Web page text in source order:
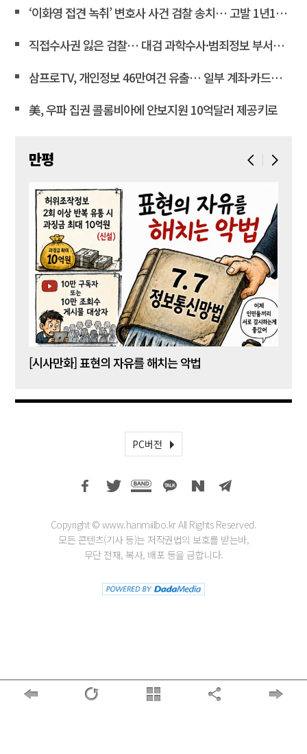
‘이화영 접견 녹취’ 변호사 사건 검찰 송치… 고발 1년10개월만
직접수사권 잃은 검찰… 대검 과학수사·범죄정보 부서도 수술대에 <연합뉴스>
삼프로TV, 개인정보 46만여건 유출… 일부 계좌·카드정보 포함
美, 우파 집권 콜롬비아에 안보지원 10억달러 제공키로
만평
[시사만화] 표현의 자유를 해치는 악법
PC버전
Copyright © www.hanmiilbo.kr All Rights Reserved.
모든 콘텐츠(기사 등)는 저작권법의 보호를 받는바,
무단 전재, 복사, 배포 등을 금합니다.